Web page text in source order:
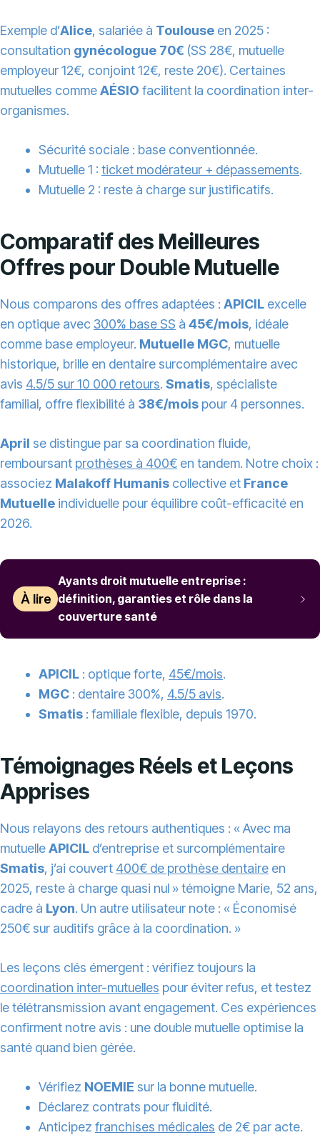
Exemple d’Alice, salariée à Toulouse en 2025 :
consultation gynécologue 70€ (SS 28€, mutuelle
employeur 12€, conjoint 12€, reste 20€). Certaines
mutuelles commeAÉSIO facilitent la coordination inter-
organismes.
Sécurité sociale : base conventionnée.
Mutuelle 1 : ticket modérateur + dépassements.
Mutuelle 2 : reste à charge sur justificatifs.
Comparatif des Meilleures
Offres pour Double Mutuelle
Nous comparons des offres adaptées : APICIL excelle
en optique avec300% base SS à 45€/mois, idéale
comme base employeur. Mutuelle MGC, mutuelle
historique, brille en dentaire surcomplémentaire avec
avis 4.5/5 sur 10 000 retours. Smatis, spécialiste
familial, offre flexibilité à 38€/mois pour 4 personnes.
April se distingue par sa coordination fluide,
remboursant prothèses à 400€ en tandem. Notre choix :
associez Malakoff Humanis collective et France
Mutuelle individuelle pour équilibre coût-efficacité en
2026.
À lire
Ayants droit mutuelle entreprise :
définition, garanties et rôle dans la
couverture santé
APICIL : optique forte, 45€/mois.
MGC : dentaire 300%, 4.5/5 avis.
Smatis : familiale flexible, depuis 1970.
Témoignages Réels et Leçons
Apprises
Nous relayons des retours authentiques : « Avec ma
mutuelleAPICIL d’entreprise et surcomplémentaire
Smatis, j’ai couvert 400€ de prothèse dentaire en
2025, reste à charge quasi nul » témoigne Marie, 52 ans,
cadre à Lyon. Un autre utilisateur note : « Économisé
250€ sur auditifs grâce à la coordination. »
Les leçons clés émergent : vérifiez toujours la
coordination inter-mutuelles pour éviter refus, et testez
le télétransmission avant engagement. Ces expériences
confirment notre avis : une double mutuelle optimise la
santé quand bien gérée.
Vérifiez NOEMIE sur la bonne mutuelle.
Déclarez contrats pour fluidité.
Anticipez franchises médicales de 2€ par acte.